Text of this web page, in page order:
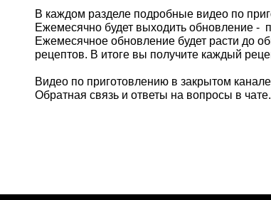
В каждом разделе подробные видео по
Ежемесячно будет выходить обновление -
Ежемесячное обновление будет расти до
рецептов. В итоге вы получите каждый
Видео по приготовлению в закрытом
Обратная связь и ответы на вопросы в